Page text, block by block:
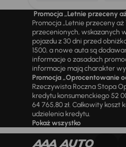
Promocja „Letnie przeceny
Promocja „Letnie przeceny
przecenionych, wskazanych
pojazdu z 30 dni przed
1500, a nowe auta są
informacje o zasadach
informacje mają charakter
Promocja „Oprocentowanie
Rzeczywista Roczna Stopa
kredytu konsumenckiego 52
64 765,80 zł. Całkowity koszt
udzielenia kredytu.
Pokaż wszystko